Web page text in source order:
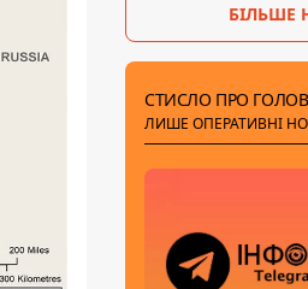
БІЛЬШЕ
СТИСЛО ПРО
ЛИШЕ ОПЕРАТИВНІ